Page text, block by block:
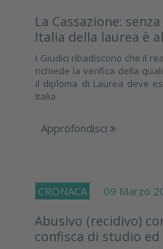
La Cassazione:
Italia della laurea è
I Giudici ribadiscono che il
richiede la verifica della
il diploma di Laurea deve
Italia
Approfondisci
CRONACA 09 Marzo
Abusivo (recidivo)
confisca di studio